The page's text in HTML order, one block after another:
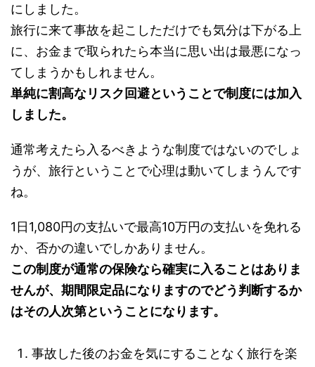
にしました。
旅行に来て事故を起こしただけでも気分は下がる上
に、お金まで取られたら本当に思い出は最悪になっ
てしまうかもしれません。
単純に割高なリスク回避ということで制度には加入
しました。
通常考えたら入るべきような制度ではないのでしょ
うが、旅行ということで心理は動いてしまうんです
ね。
1日1,080円の支払いで最高10万円の支払いを免れる
か、否かの違いでしかありません。
この制度が通常の保険なら確実に入ることはありま
せんが、期間限定品になりますのでどう判断するか
はその人次第ということになります。
事故した後のお金を気にすることなく旅行を楽